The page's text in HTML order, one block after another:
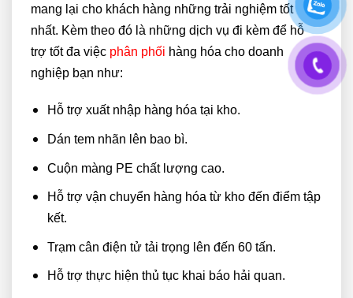
mang lại cho khách hàng những trải nghiệm tốt
nhất. Kèm theo đó là những dịch vụ đi kèm để hỗ
trợ tốt đa việc phân phối hàng hóa cho doanh
nghiệp bạn như:
Hỗ trợ xuất nhập hàng hóa tại kho.
Dán tem nhãn lên bao bì.
Cuộn màng PE chất lượng cao.
Hỗ trợ vận chuyển hàng hóa từ kho đến điểm tập
kết.
Trạm cân điện tử tải trọng lên đến 60 tấn.
Hỗ trợ thực hiện thủ tục khai báo hải quan.